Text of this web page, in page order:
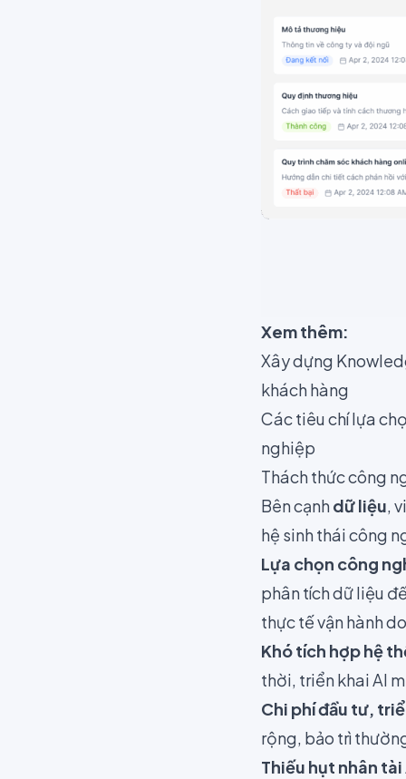
Xem thêm:
Xây dựng
khách hàng
Các tiêu chí lựa
nghiệp
Thách thức công
Bên cạnhdữ liệu,
hệ sinh thái công
Lựa chọn công
phân tích dữ liệu
thực tế vận hành
Khó tích hợp hệ
thời, triển khai AI
Chi phí đầu tư,
rộng, bảo trì
Thiếu hụt nhân tài